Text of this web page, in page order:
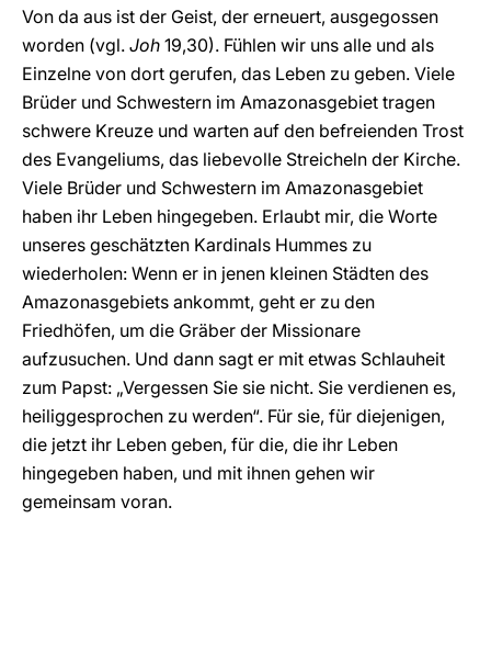
Von da aus ist der Geist, der erneuert, ausgegossen
worden (vgl. Joh 19,30). Fühlen wir uns alle und als
Einzelne von dort gerufen, das Leben zu geben. Viele
Brüder und Schwestern im Amazonasgebiet tragen
schwere Kreuze und warten auf den befreienden Trost
des Evangeliums, das liebevolle Streicheln der Kirche.
Viele Brüder und Schwestern im Amazonasgebiet
haben ihr Leben hingegeben. Erlaubt mir, die Worte
unseres geschätzten Kardinals Hummes zu
wiederholen: Wenn er in jenen kleinen Städten des
Amazonasgebiets ankommt, geht er zu den
Friedhöfen, um die Gräber der Missionare
aufzusuchen. Und dann sagt er mit etwas Schlauheit
zum Papst: „Vergessen Sie sie nicht. Sie verdienen es,
heiliggesprochen zu werden“. Für sie, für diejenigen,
die jetzt ihr Leben geben, für die, die ihr Leben
hingegeben haben, und mit ihnen gehen wir
gemeinsam voran.